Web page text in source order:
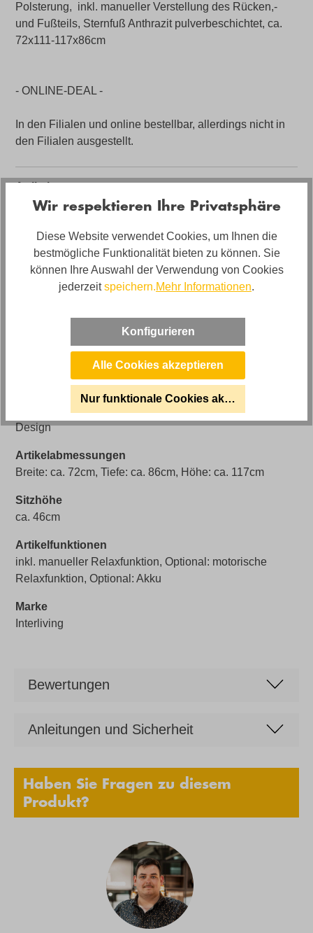
Polsterung, inkl. manueller Verstellung des Rücken,-
und Fußteils, Sternfuß Anthrazit pulverbeschichtet, ca.
72x111-117x86cm
- ONLINE-DEAL -
In den Filialen und online bestellbar, allerdings nicht in
den Filialen ausgestellt.
Artikelnummer
04470057WW.1
Farbe
Q2 Melange Chianti
Bezug
Artikel Bezeichnung
Manueller Relaxsessel Interliving 4560
Polstermaterial
superlastic soft
Stilrichtung
Design
Artikelabmessungen
Breite: ca. 72cm, Tiefe: ca. 86cm, Höhe: ca. 117cm
Sitzhöhe
ca. 46cm
Artikelfunktionen
inkl. manueller Relaxfunktion, Optional: motorische
Relaxfunktion, Optional: Akku
Marke
Interliving
Bewertungen
Anleitungen und Sicherheit
Haben Sie Fragen zu diesem
Produkt?
Wir respektieren Ihre Privatsphäre
Diese Website verwendet Cookies, um Ihnen die
bestmögliche Funktionalität bieten zu können. Sie
können Ihre Auswahl der Verwendung von Cookies
jederzeitspeichern.Mehr Informationen.
Konfigurieren
Alle Cookies akzeptieren
Nur funktionale Cookies akzeptieren